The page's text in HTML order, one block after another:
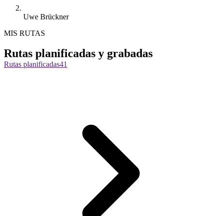
Uwe Brückner
MIS RUTAS
Rutas planificadas y grabadas
Rutas planificadas41